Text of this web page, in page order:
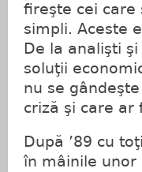
fireşte cei care
simpli. Aceste
De la analişti
soluţii
nu se
criză şi care ar
După ’89 cu
în mâinile unor